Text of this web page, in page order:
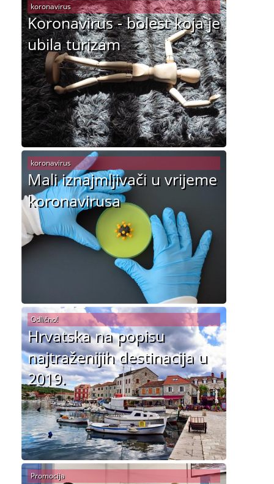
Koronavirus - bolest koja je
ubila turizam
koronavirus
Mali iznajmljivači u vrijeme
koronavirusa
koronavirus
Hrvatska na popisu
najtraženijih destinacija u
2019.
Odlično!
Promocija